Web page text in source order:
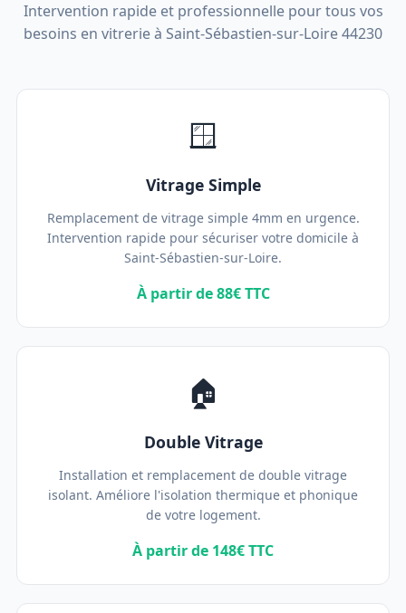
Intervention rapide et professionnelle pour tous vos
besoins en vitrerie à Saint-Sébastien-sur-Loire 44230
🪟
Vitrage Simple
Remplacement de vitrage simple 4mm en urgence.
Intervention rapide pour sécuriser votre domicile à
Saint-Sébastien-sur-Loire.
À partir de 88€ TTC
🏠
Double Vitrage
Installation et remplacement de double vitrage
isolant. Améliore l'isolation thermique et phonique
de votre logement.
À partir de 148€ TTC